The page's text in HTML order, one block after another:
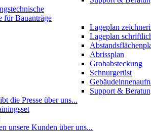
für Bauanträge
Lageplan
Lageplan
Abrissplan
Grobabsteckung
Schnurgerüst
Support &
die Presse über uns...
unsere Kunden über uns...